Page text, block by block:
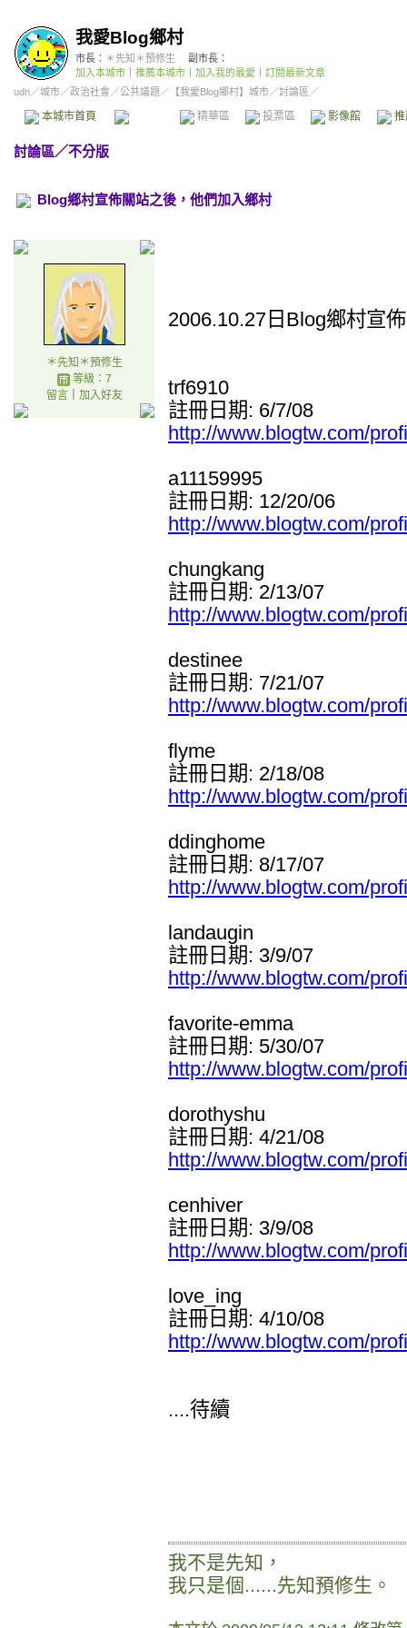
我愛Blog鄉村
市長： ＊先知＊預修生
副市長：
加入本城市
推薦本城市 加入我的最愛
訂閱最新文章
udn／城市／政治社會 ／公共議題 ／ 【我愛Blog鄉村】城市／討論區／
本城市首頁 精華區 投票區 影像館
討論區／不分版
Blog鄉村宣佈關站之後，他們加入鄉村
＊先知＊預修生
等級：7
留言｜ 加入好友
2006.10.27日Blog鄉村宣
trf6910
註冊日期: 6/7/08
http://www.blogtw.com/
a11159995
註冊日期: 12/20/06
http://www.blogtw.com/
chungkang
註冊日期: 2/13/07
http://www.blogtw.com/
destinee
註冊日期: 7/21/07
http://www.blogtw.com/
flyme
註冊日期: 2/18/08
http://www.blogtw.com/
ddinghome
註冊日期: 8/17/07
http://www.blogtw.com/
landaugin
註冊日期: 3/9/07
http://www.blogtw.com/
favorite-emma
註冊日期: 5/30/07
http://www.blogtw.com/
dorothyshu
註冊日期: 4/21/08
http://www.blogtw.com/
cenhiver
註冊日期: 3/9/08
http://www.blogtw.com/
love_ing
註冊日期: 4/10/08
http://www.blogtw.com/
....待續
我不是先知，
我只是個......先知預修生。